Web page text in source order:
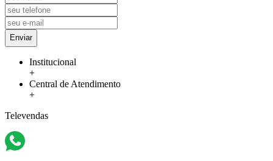
Enviar
Institucional
+
Central de Atendimento
+
Televendas